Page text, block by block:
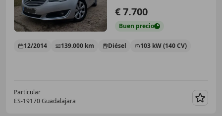
€ 7.700
Buen precio
12/2014 139.000 km Diésel 103 kW (140 CV)
Particular
ES-19170 Guadalajara